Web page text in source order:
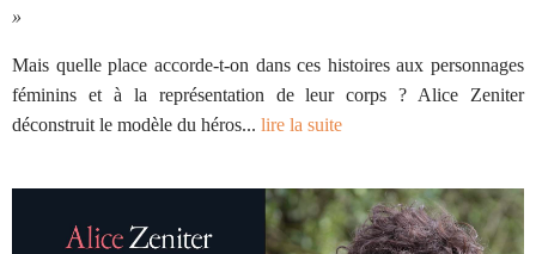
»
Mais quelle place accorde-t-on dans ces histoires aux personnages
féminins et à la représentation de leur corps ? Alice Zeniter
déconstruit le modèle du héros... lire la suite